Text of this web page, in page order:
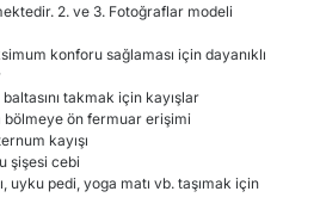
2. ve 3. Fotoğraflar modeli
konforu sağlaması için dayanıklı
takmak için kayışlar
bölmeye ön fermuar erişimi
kayışı
şişesi cebi
uyku pedi, yoga matı vb. taşımak için